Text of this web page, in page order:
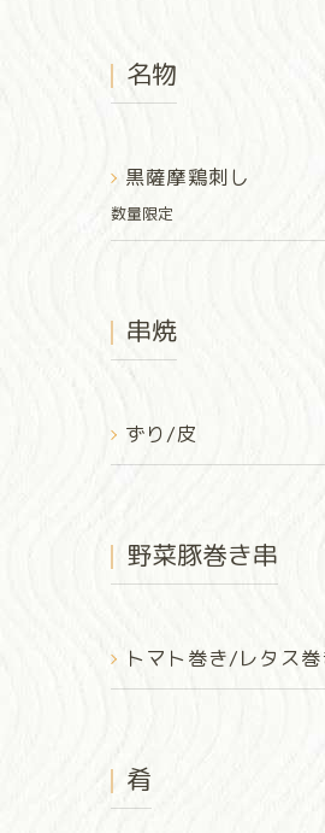
名物
黒薩摩鶏刺し
数量限定
串焼
ずり/皮
野菜豚巻き串
トマト巻き/レタス
肴